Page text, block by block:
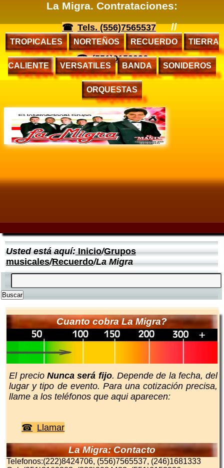
La Migra. Contrataciones:
Tels. (556)7565537 //
(551)0153936
TROPICALES NORTEÑOS RECUERDO TIERRA
CALIENTE VERSATILES BANDA SONIDEROS
ORQUESTAS
Usted está aquí:Inicio/Grupos
musicales/Recuerdo/La Migra
Cuanto cobra La Migra?
El precio Nunca será fijo. Depende de la fecha, del
lugar y tipo de evento. Para una cotización precisa,
llame a los teléfonos que aqui aparecen:
Llamar
La Migra: Contacto
Telefonos:(222)8424706, (556)7565537, (246)1681333